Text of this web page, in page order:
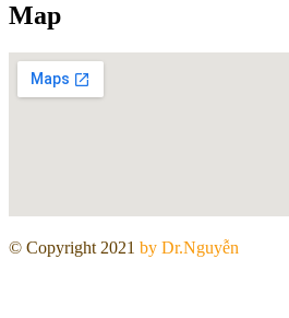
Map
© Copyright 2021 by Dr.Nguyễn